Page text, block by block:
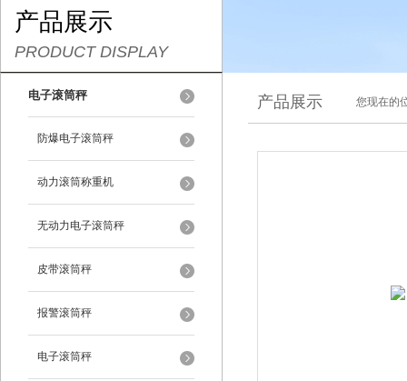
产品展示
PRODUCT DISPLAY
电子滚筒秤
防爆电子滚筒秤
动力滚筒称重机
无动力电子滚筒秤
皮带滚筒秤
报警滚筒秤
电子滚筒秤
产品展示 您现在的